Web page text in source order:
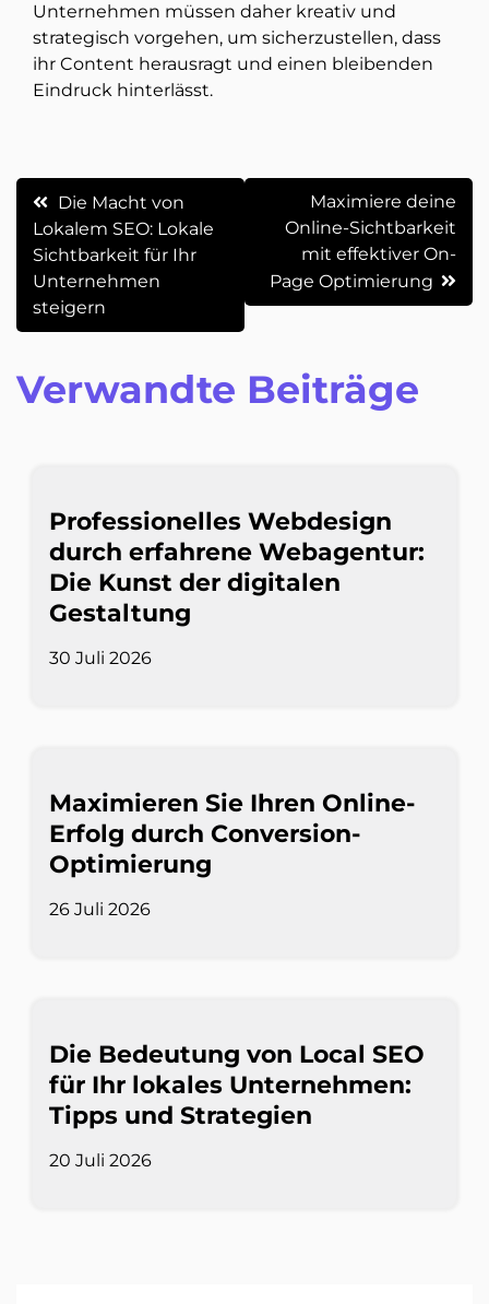
Unternehmen müssen daher kreativ und
strategisch vorgehen, um sicherzustellen, dass
ihr Content herausragt und einen bleibenden
Eindruck hinterlässt.
Beitrags-
Navigation
Die Macht von
Lokalem SEO: Lokale
Sichtbarkeit für Ihr
Unternehmen
steigern
Maximiere deine
Online-Sichtbarkeit
mit effektiver On-
Page Optimierung
Verwandte Beiträge
Professionelles Webdesign
durch erfahrene Webagentur:
Die Kunst der digitalen
Gestaltung
30 Juli 2026
Maximieren Sie Ihren Online-
Erfolg durch Conversion-
Optimierung
26 Juli 2026
Die Bedeutung von Local SEO
für Ihr lokales Unternehmen:
Tipps und Strategien
20 Juli 2026